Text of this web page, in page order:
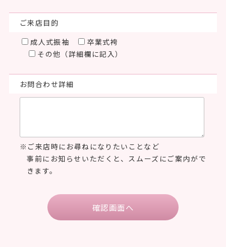
ご来店目的
成人式振袖
卒業式袴
その他（詳細欄に記入）
お問合わせ詳細
ご来店時にお尋ねになりたいことなど
事前にお知らせいただくと、 スムーズにご案内がで
きます。